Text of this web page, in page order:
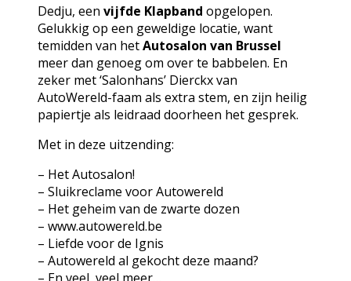
Dedju, een vijfde Klapband opgelopen.
Gelukkig op een geweldige locatie, want
temidden van hetAutosalon van Brussel
meer dan genoeg om over te babbelen. En
zeker met ‘Salonhans’ Dierckx van
AutoWereld-faam als extra stem, en zijn heilig
papiertje als leidraad doorheen het gesprek.
Met in deze uitzending:
– Het Autosalon!
– Sluikreclame voor Autowereld
– Het geheim van de zwarte dozen
– www.autowereld.be
– Liefde voor de Ignis
– Autowereld al gekocht deze maand?